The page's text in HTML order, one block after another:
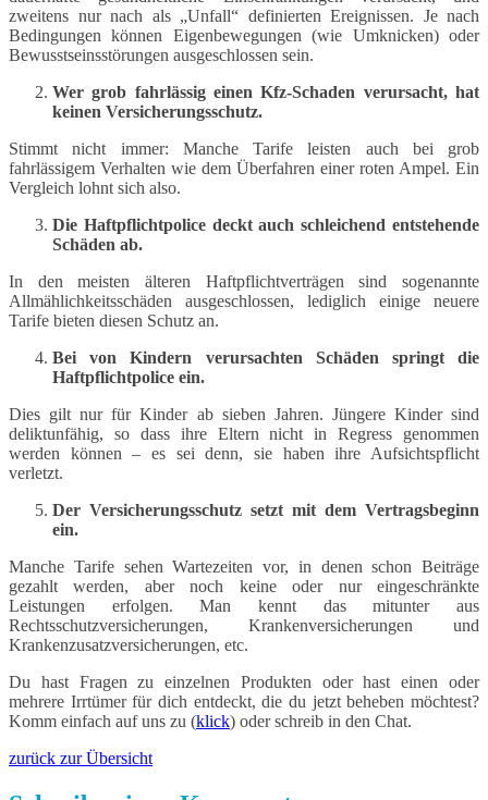
zweitens nur nach als „Unfall“ definierten Ereignissen. Je nach
Bedingungen können Eigenbewegungen (wie Umknicken) oder
Bewusstseinsstörungen ausgeschlossen sein.
Wer grob fahrlässig einen Kfz-Schaden verursacht, hat
keinen Versicherungsschutz.
Stimmt nicht immer: Manche Tarife leisten auch bei grob
fahrlässigem Verhalten wie dem Überfahren einer roten Ampel. Ein
Vergleich lohnt sich also.
Die Haftpflichtpolice deckt auch schleichend entstehende
Schäden ab.
In den meisten älteren Haftpflichtverträgen sind sogenannte
Allmählichkeitsschäden ausgeschlossen, lediglich einige neuere
Tarife bieten diesen Schutz an.
Bei von Kindern verursachten Schäden springt die
Haftpflichtpolice ein.
Dies gilt nur für Kinder ab sieben Jahren. Jüngere Kinder sind
deliktunfähig, so dass ihre Eltern nicht in Regress genommen
werden können – es sei denn, sie haben ihre Aufsichtspflicht
verletzt.
Der Versicherungsschutz setzt mit dem Vertragsbeginn
ein.
Manche Tarife sehen Wartezeiten vor, in denen schon Beiträge
gezahlt werden, aber noch keine oder nur eingeschränkte
Leistungen erfolgen. Man kennt das mitunter aus
Rechtsschutzversicherungen, Krankenversicherungen und
Krankenzusatzversicherungen, etc.
Du hast Fragen zu einzelnen Produkten oder hast einen oder
mehrere Irrtümer für dich entdeckt, die du jetzt beheben möchtest?
Komm einfach auf uns zu (klick) oder schreib in den Chat.
zurück zur Übersicht